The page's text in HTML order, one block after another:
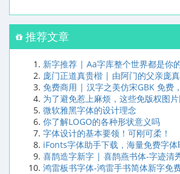
推荐文章
新字推荐 | Aa字库整个世界都是你
庞门正道真贵楷 | 由阿门的父亲庞
免费商用 | 汉字之美仿宋GBK 免费，
为了避免惹上麻烦，这些免版权图
微软雅黑字体的设计理念
你了解LOGO的各种形状意义吗
字体设计的基本要领！可刚可柔！
iFonts字体助手下载，海量免费字体
喜鹊造字新字 | 喜鹊燕书体-字迹清秀
鸿雷板书字体-鸿雷手书简体新字免